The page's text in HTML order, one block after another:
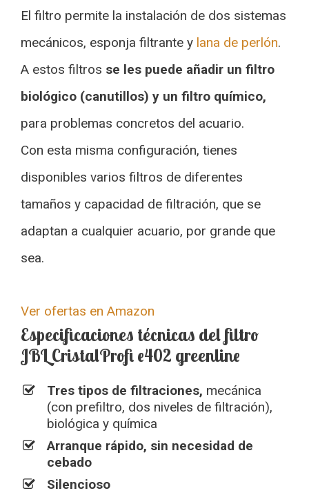
El filtro permite la instalación de dos sistemas
mecánicos, esponja filtrante y lana de perlón.
A estos filtros se les puede añadir un filtro
biológico (canutillos) y un filtro químico,
para problemas concretos del acuario.
Con esta misma configuración, tienes
disponibles varios filtros de diferentes
tamaños y capacidad de filtración, que se
adaptan a cualquier acuario, por grande que
sea.
Ver ofertas en Amazon
Especificaciones técnicas del filtro
JBL CristalProfi e402 greenline
Tres tipos de filtraciones, mecánica
(con prefiltro, dos niveles de filtración),
biológica y química
Arranque rápido, sin necesidad de
cebado
Silencioso